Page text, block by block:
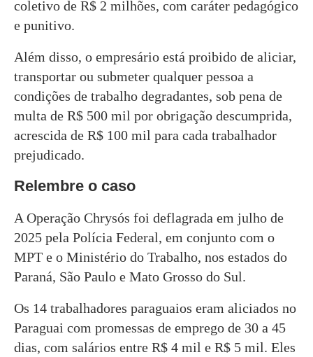
coletivo de R$ 2 milhões, com caráter pedagógico
e punitivo.
Além disso, o empresário está proibido de aliciar,
transportar ou submeter qualquer pessoa a
condições de trabalho degradantes, sob pena de
multa de R$ 500 mil por obrigação descumprida,
acrescida de R$ 100 mil para cada trabalhador
prejudicado.
Relembre o caso
A Operação Chrysós foi deflagrada em julho de
2025 pela Polícia Federal, em conjunto com o
MPT e o Ministério do Trabalho, nos estados do
Paraná, São Paulo e Mato Grosso do Sul.
Os 14 trabalhadores paraguaios eram aliciados no
Paraguai com promessas de emprego de 30 a 45
dias, com salários entre R$ 4 mil e R$ 5 mil. Eles